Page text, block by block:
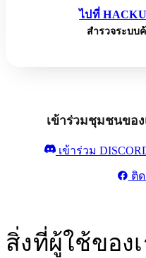
ไปที่
สำรวจระบบ
เข้าร่วมชุมชนขอ
เข้าร่วม
ติ
สิ่งที่ผู้ใช้ของ